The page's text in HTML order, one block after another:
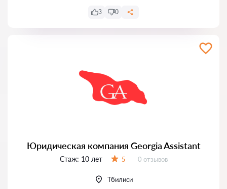
3 0
Юридическая компания Georgia Assistant
Стаж: 10 лет 5 Отзывов:
0 отзывов
Тбилиси